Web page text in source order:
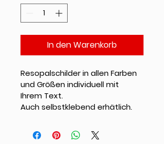
In den Warenkorb
Resopalschilder in allen Farben
und Größen individuell mit
Ihrem Text.
Auch selbstklebend erhätlich.